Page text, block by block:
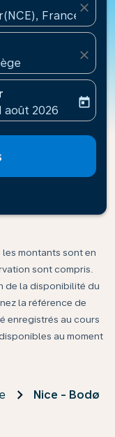
France
close
close
labelreturn-date-
août 2026
today
montants sont en
sont compris.
de la disponibilité du
la référence de
enregistrés au cours
au moment
Nice - Bodø